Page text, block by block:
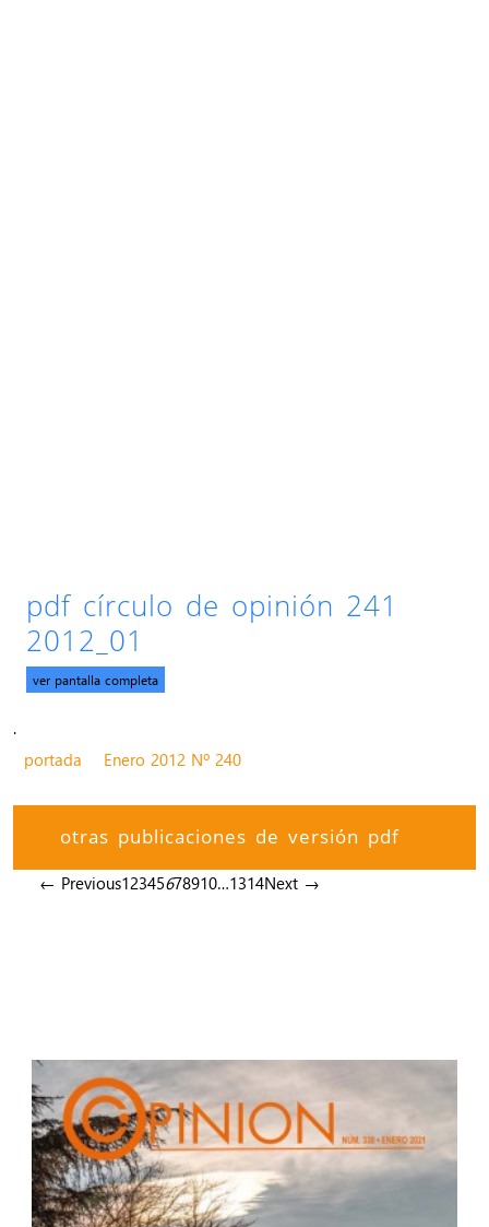
pdf círculo de opinión 241
2012_01
ver pantalla completa
.
portada
Enero 2012 Nº 240
otras publicaciones de versión pdf
← Previous12345678910…1314Next →